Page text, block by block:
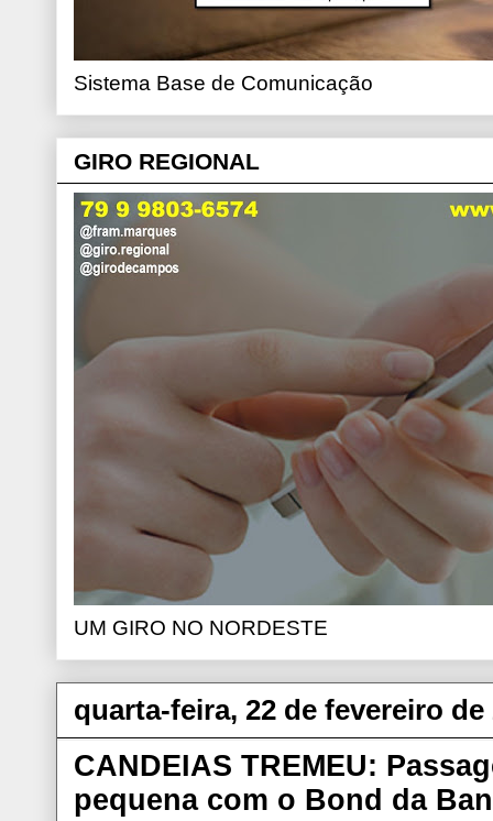
Sistema Base de Comunicação
GIRO REGIONAL
UM GIRO NO NORDESTE
quarta-feira, 22 de fevereiro de
CANDEIAS TREMEU:
pequena com o Bond da